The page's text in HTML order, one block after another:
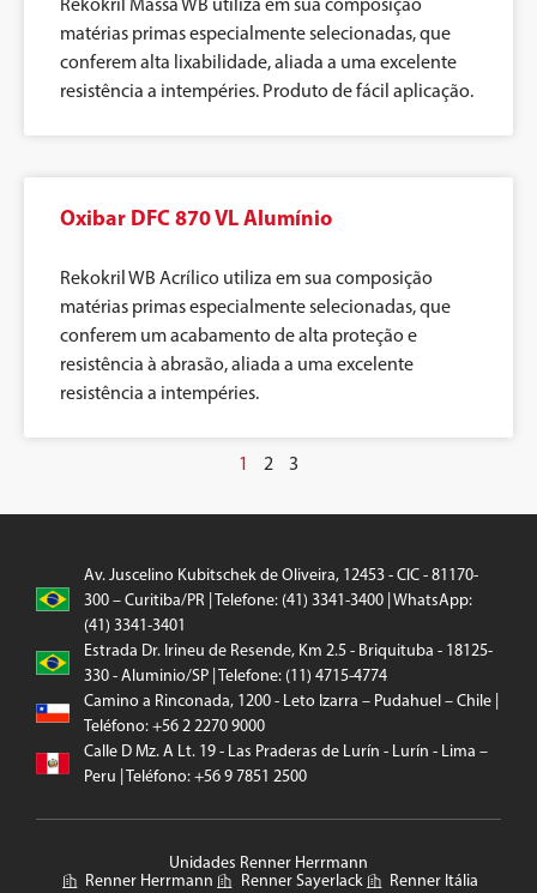
matérias primas especialmente selecionadas, que
conferem alta lixabilidade, aliada a uma excelente
resistência a intempéries. Produto de fácil aplicação.
Oxibar DFC 870 VL Alumínio
Rekokril WB Acrílico utiliza em sua composição
matérias primas especialmente selecionadas, que
conferem um acabamento de alta proteção e
resistência à abrasão, aliada a uma excelente
resistência a intempéries.
1 2 3
Av. Juscelino Kubitschek de Oliveira, 12453 - CIC - 81170-
300 – Curitiba/PR | Telefone: (41) 3341-3400 | WhatsApp:
(41) 3341-3401
Estrada Dr. Irineu de Resende, Km 2.5 - Briquituba - 18125-
330 - Aluminio/SP | Telefone: (11) 4715-4774
Camino a Rinconada, 1200 - Leto Izarra – Pudahuel – Chile |
Teléfono: +56 2 2270 9000
Calle D Mz. A Lt. 19 - Las Praderas de Lurín - Lurín - Lima –
Peru | Teléfono: +56 9 7851 2500
Unidades Renner Herrmann
Renner Herrmann
Renner Sayerlack Renner Itália